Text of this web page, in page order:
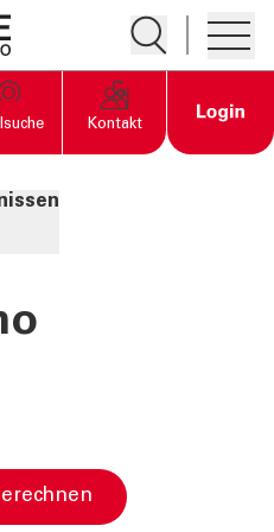
Suche öffnen
Kontakt Open